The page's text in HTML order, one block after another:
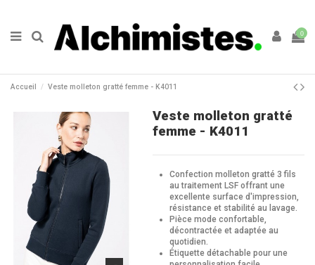
0
Accueil Veste molleton gratté femme - K4011
Veste molleton gratté
femme - K4011
Confection molleton gratté 3 fils
au traitement LSF offrant une
excellente surface d'impression,
résistance et stabilité au lavage.
Pièce mode confortable,
décontractée et adaptée au
quotidien.
Étiquette détachable pour une